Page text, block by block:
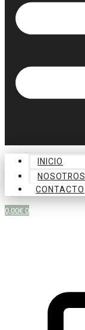
INICIO
NOSOTROS
CONTACTO
0,00€0